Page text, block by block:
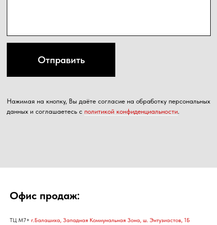
Офис продаж:
ТЦ М7+ г.Балашиха, Западная Коммунальная Зона, ш. Энтузиастов, 1Б